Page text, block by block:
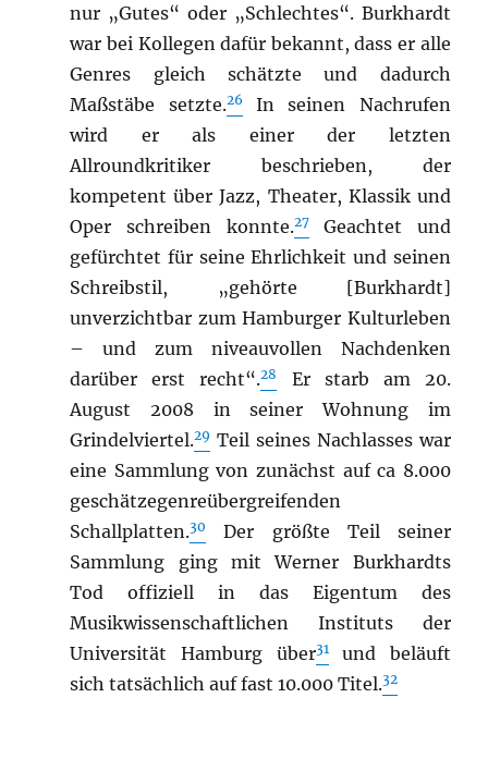
nur „Gutes“ oder „Schlechtes“. Burkhardt
war bei Kollegen dafür bekannt, dass er alle
Genres gleich schätzte und dadurch
Maßstäbe setzte.26
In seinen Nachrufen
wird er als einer der letzten
Allroundkritiker beschrieben, der
kompetent über Jazz, Theater, Klassik und
Oper schreiben konnte.27Geachtet und
gefürchtet für seine Ehrlichkeit und seinen
Schreibstil, „gehörte [Burkhardt]
unverzichtbar zum Hamburger Kulturleben
– und zum niveauvollen Nachdenken
darüber erst recht“.28
Er starb am 20.
August 2008 in seiner Wohnung im
Grindelviertel.29 Teil seines Nachlasses war
eine Sammlung von zunächst auf ca 8.000
geschätzegenreübergreifenden
Schallplatten.30
Der größte Teil seiner
Sammlung ging mit Werner Burkhardts
Tod offiziell in das Eigentum des
Musikwissenschaftlichen Instituts der
Universität Hamburg über31und beläuft
sich tatsächlich auf fast 10.000 Titel.32